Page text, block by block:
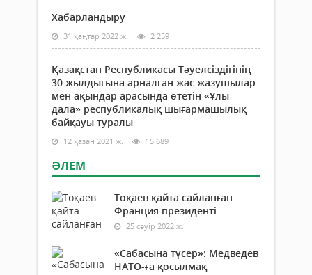
Хабарландыру
31 қаңтар 2022 ж. 2 259
Қазақстан Республикасы Тәуелсіздігінің
30 жылдығына арналған жас жазушылар
мен ақындар арасында өтетін «Ұлы
дала» республикалық шығармашылық
байқауы туралы
12 қазан 2021 ж. 15 689
ӘЛЕМ
Тоқаев қайта сайланған
Франция президенті
25 сәуір 2022 ж.
«Сабасына түсер»: Медведев
НАТО-ға қосылмақ